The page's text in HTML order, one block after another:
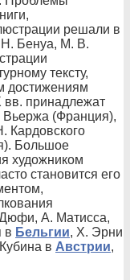
решали в
Н. Бенуа, М. В.
тексту,
достижениям
вв. принадлежат
Вьержа (Франция),
Кардовского
Большое
художником
становится его
А. Матисса,
в Бельгии, Х. Эрни
в Австрии,